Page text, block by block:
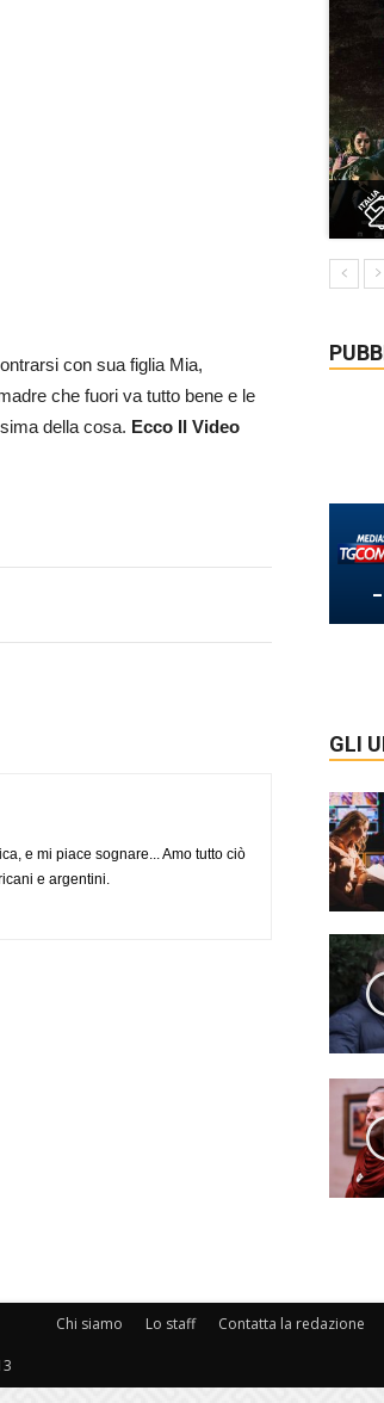
con sua figlia Mia,
che fuori va tutto bene e le
della cosa. Ecco Il Video
e mi piace sognare... Amo tutto ciò
e argentini.
-
GLI
Chi siamo Lo staff Contatta la redazione